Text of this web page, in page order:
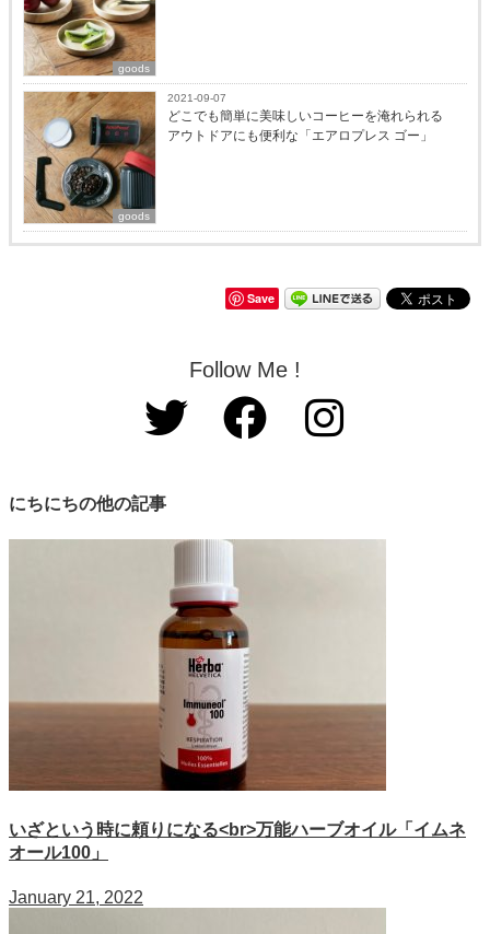
goods
goods
2021-09-07
どこでも簡単に美味しいコーヒーを淹れられる
アウトドアにも便利な「エアロプレス ゴー」
Save
Follow Me !
にちにちの他の記事
いざという時に頼りになる<br>万能ハーブオイル「イムネ
オール100」
January 21, 2022